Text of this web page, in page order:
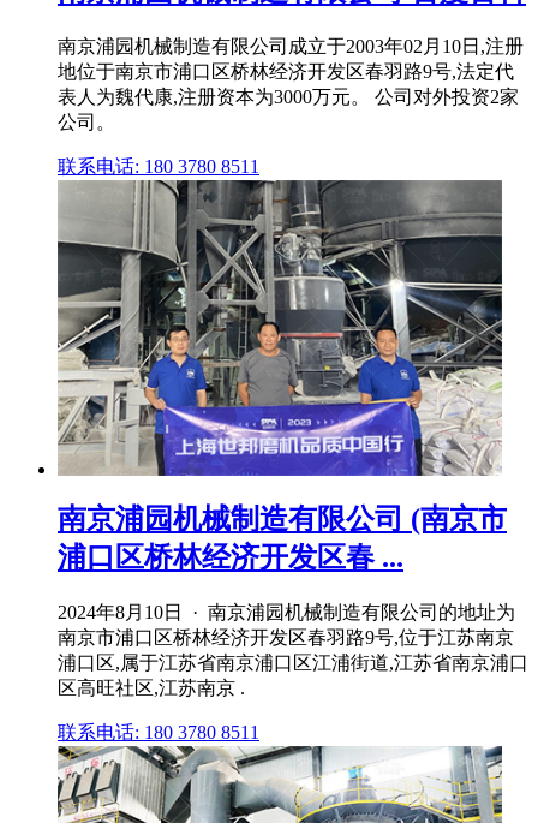
南京浦园机械制造有限公司成立于2003年02月10日,注册
地位于南京市浦口区桥林经济开发区春羽路9号,法定代
表人为魏代康,注册资本为3000万元。 公司对外投资2家
公司。
联系电话: 180 3780 8511
南京浦园机械制造有限公司 (南京市
浦口区桥林经济开发区春 ...
2024年8月10日 · 南京浦园机械制造有限公司的地址为
南京市浦口区桥林经济开发区春羽路9号,位于江苏南京
浦口区,属于江苏省南京浦口区江浦街道,江苏省南京浦口
区高旺社区,江苏南京 .
联系电话: 180 3780 8511